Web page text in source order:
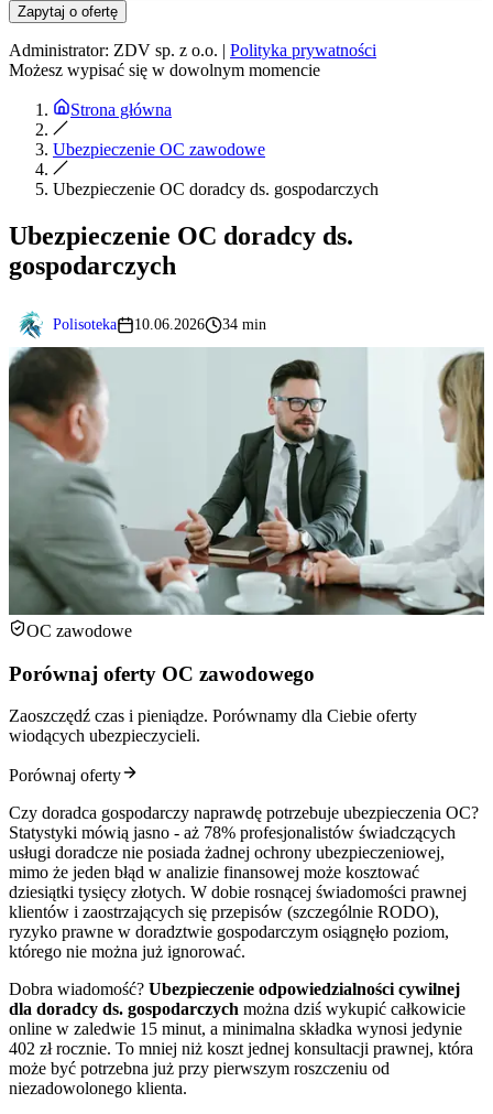
Zapytaj o ofertę
Administrator: ZDV sp. z o.o. | Polityka prywatności
Możesz wypisać się w dowolnym momencie
Strona główna
Ubezpieczenie OC zawodowe
Ubezpieczenie OC doradcy ds. gospodarczych
Ubezpieczenie OC doradcy ds.
gospodarczych
Polisoteka 10.06.2026 34 min
OC zawodowe
Porównaj oferty OC zawodowego
Zaoszczędź czas i pieniądze. Porównamy dla Ciebie oferty
wiodących ubezpieczycieli.
Porównaj oferty
Czy doradca gospodarczy naprawdę potrzebuje ubezpieczenia OC?
Statystyki mówią jasno - aż 78% profesjonalistów świadczących
usługi doradcze nie posiada żadnej ochrony ubezpieczeniowej,
mimo że jeden błąd w analizie finansowej może kosztować
dziesiątki tysięcy złotych. W dobie rosnącej świadomości prawnej
klientów i zaostrzających się przepisów (szczególnie RODO),
ryzyko prawne w doradztwie gospodarczym osiągnęło poziom,
którego nie można już ignorować.
Dobra wiadomość? Ubezpieczenie odpowiedzialności cywilnej
dla doradcy ds. gospodarczych można dziś wykupić całkowicie
online w zaledwie 15 minut, a minimalna składka wynosi jedynie
402 zł rocznie. To mniej niż koszt jednej konsultacji prawnej, która
może być potrzebna już przy pierwszym roszczeniu od
niezadowolonego klienta.